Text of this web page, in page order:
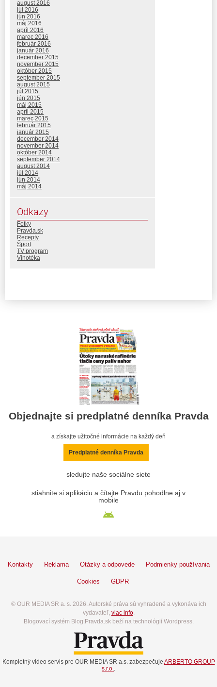
august 2016
júl 2016
jún 2016
máj 2016
apríl 2016
marec 2016
február 2016
január 2016
december 2015
november 2015
október 2015
september 2015
august 2015
júl 2015
jún 2015
máj 2015
apríl 2015
marec 2015
február 2015
január 2015
december 2014
november 2014
október 2014
september 2014
august 2014
júl 2014
jún 2014
máj 2014
Odkazy
Fotky
Pravda.sk
Recepty
Šport
TV program
Vinotéka
Objednajte si predplatné denníka Pravda
a získajte užitočné informácie na každý deň
Predplatné denníka Pravda
sledujte naše sociálne siete
stiahnite si aplikáciu a čítajte Pravdu pohodlne aj v
mobile
Kontakty Reklama Otázky a odpovede Podmienky používania
Cookies GDPR
© OUR MEDIA SR a. s. 2026. Autorské práva sú vyhradené a vykonáva ich
vydavateľ, viac info.
Blogovací systém Blog.Pravda.sk beží na technológií Wordpress.
Kompletný video servis pre OUR MEDIA SR a.s. zabezpečuje ARBERTO GROUP
s.r.o.